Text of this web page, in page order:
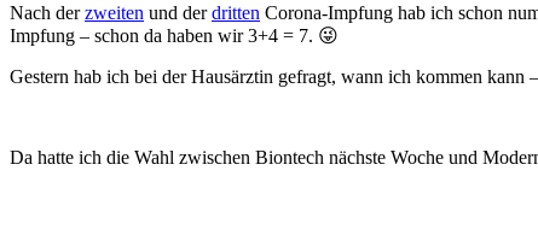
Nach derzweiten und derdritten Corona-Impfung hab ich schon
Impfung – schon da haben wir 3+4 = 7. 😜
Gestern hab ich bei der Hausärztin gefragt, wann ich kommen kann
Da hatte ich die Wahl zwischen Biontech nächste Woche und